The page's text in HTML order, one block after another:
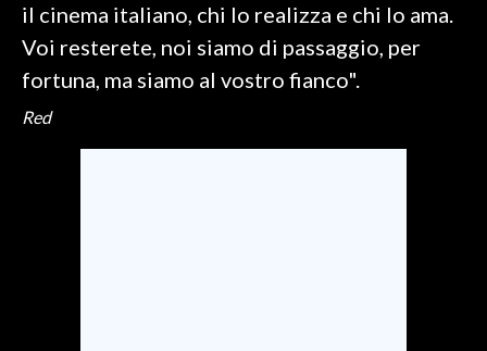
STORE
il cinema italiano, chi lo realizza e chi lo ama.
Voi resterete, noi siamo di passaggio, per
fortuna, ma siamo al vostro fianco".
Red